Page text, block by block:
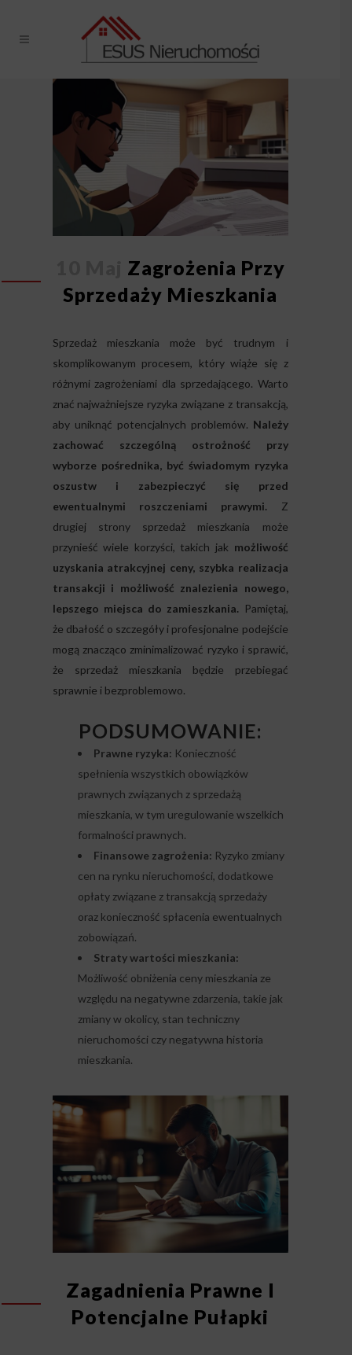
Zagrożenia Przy
Sprzedaży Mieszkania
Sprzedaż mieszkania może być trudnym i
skomplikowanym procesem, który wiąże się z
różnymi zagrożeniami dla sprzedającego. Warto
znać najważniejsze ryzyka związane z transakcją,
aby uniknąć potencjalnych problemów. Należy
zachować szczególną ostrożność przy
wyborze pośrednika, być świadomym ryzyka
oszustw i zabezpieczyć się przed
ewentualnymi roszczeniami prawymi. Z
drugiej strony sprzedaż mieszkania może
przynieść wiele korzyści, takich jak możliwość
uzyskania atrakcyjnej ceny, szybka realizacja
transakcji i możliwość znalezienia nowego,
lepszego miejsca do zamieszkania. Pamiętaj,
że dbałość o szczegóły i profesjonalne podejście
mogą znacząco zminimalizować ryzyko i sprawić,
że sprzedaż mieszkania będzie przebiegać
sprawnie i bezproblemowo.
PODSUMOWANIE:
Prawne ryzyka: Konieczność
spełnienia wszystkich obowiązków
prawnych związanych z sprzedażą
mieszkania, w tym uregulowanie wszelkich
formalności prawnych.
Finansowe zagrożenia: Ryzyko zmiany
cen na rynku nieruchomości, dodatkowe
opłaty związane z transakcją sprzedaży
oraz konieczność spłacenia ewentualnych
zobowiązań.
Straty wartości mieszkania:
Możliwość obniżenia ceny mieszkania ze
względu na negatywne zdarzenia, takie jak
zmiany w okolicy, stan techniczny
nieruchomości czy negatywna historia
mieszkania.
Zagadnienia Prawne I
Potencjalne Pułapki